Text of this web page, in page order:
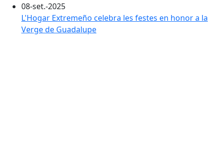
08-set.-2025
L'Hogar Extremeño celebra les festes en honor a la
Verge de Guadalupe